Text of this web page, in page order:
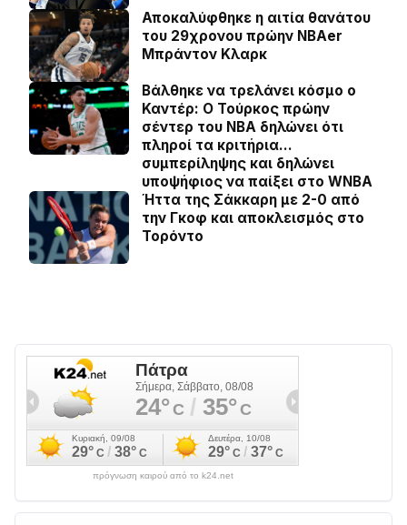
Αποκαλύφθηκε η αιτία θανάτου
του 29χρονου πρώην NBAer
Μπράντον Κλαρκ
Βάλθηκε να τρελάνει κόσμο ο
Καντέρ: Ο Τούρκος πρώην
σέντερ του NBA δηλώνει ότι
πληροί τα κριτήρια…
συμπερίληψης και δηλώνει
υποψήφιος να παίξει στο WNBA
Ήττα της Σάκκαρη με 2-0 από
την Γκοφ και αποκλεισμός στο
Τορόντο
πρόγνωση καιρού από το k24.net